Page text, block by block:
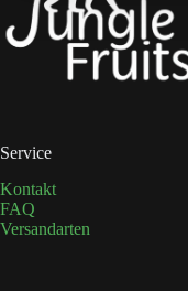
Service
Kontakt
FAQ
Versandarten